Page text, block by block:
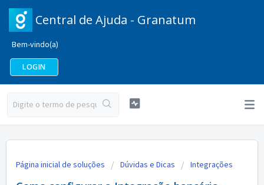
Central de Ajuda - Granatum
Bem-vindo(a)
LOGIN
Página inicial de soluções Dúvidas e Dicas Integrações